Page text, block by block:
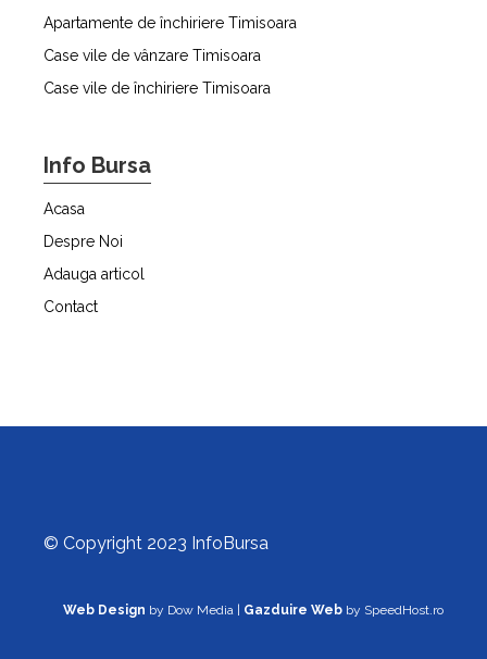
Apartamente de închiriere Timisoara
Case vile de vânzare Timisoara
Case vile de închiriere Timisoara
Info Bursa
Acasa
Despre Noi
Adauga articol
Contact
© Copyright 2023 InfoBursa
Web Design by Dow Media | Gazduire Web by SpeedHost.ro